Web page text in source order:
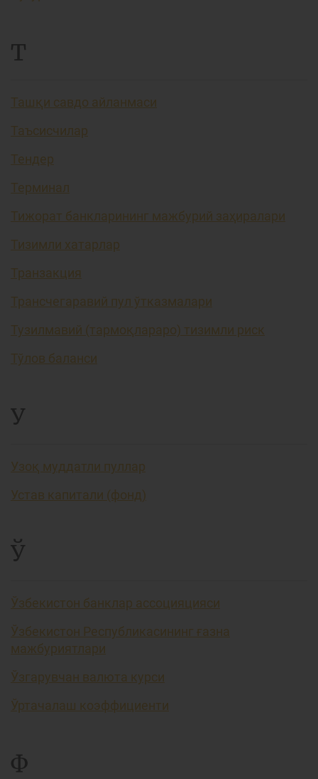
Т
Ташқи савдо айланмаси
Таъсисчилар
Тендер
Терминал
Тижорат банкларининг мажбурий заҳиралари
Тизимли хатарлар
Транзакция
Трансчегаравий пул ўтказмалари
Тузилмавий (тармоқлараро) тизимли риск
Тўлов баланси
У
Узоқ муддатли пуллар
Устав капитали (фонд)
Ў
Ўзбекистон банклар ассоцияцияси
Ўзбекистон Республикасининг ғазна
мажбуриятлари
Ўзгарувчан валюта курси
Ўртачалаш коэффициенти
Ф